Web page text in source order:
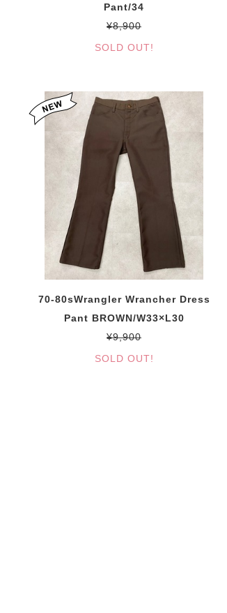
Pant/34
¥8,900
SOLD OUT!
70-80sWrangler Wrancher Dress
Pant BROWN/W33×L30
¥9,900
SOLD OUT!